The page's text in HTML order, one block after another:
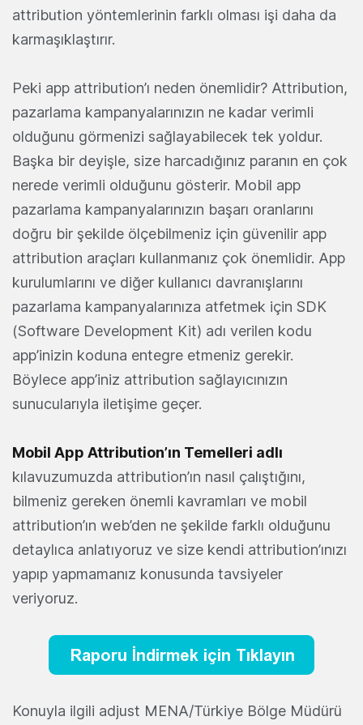
attribution yöntemlerinin farklı olması işi daha da
karmaşıklaştırır.
Peki app attribution’ı neden önemlidir? Attribution,
pazarlama kampanyalarınızın ne kadar verimli
olduğunu görmenizi sağlayabilecek tek yoldur.
Başka bir deyişle, size harcadığınız paranın en çok
nerede verimli olduğunu gösterir. Mobil app
pazarlama kampanyalarınızın başarı oranlarını
doğru bir şekilde ölçebilmeniz için güvenilir app
attribution araçları kullanmanız çok önemlidir. App
kurulumlarını ve diğer kullanıcı davranışlarını
pazarlama kampanyalarınıza atfetmek için SDK
(Software Development Kit) adı verilen kodu
app’inizin koduna entegre etmeniz gerekir.
Böylece app’iniz attribution sağlayıcınızın
sunucularıyla iletişime geçer.
Mobil App Attribution’ın Temelleri adlı
kılavuzumuzda attribution’ın nasıl çalıştığını,
bilmeniz gereken önemli kavramları ve mobil
attribution’ın web’den ne şekilde farklı olduğunu
detaylıca anlatıyoruz ve size kendi attribution’ınızı
yapıp yapmamanız konusunda tavsiyeler
veriyoruz.
Konuyla ilgili adjust MENA/Türkiye Bölge Müdürü